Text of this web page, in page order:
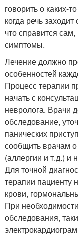
говорить о каких-
когда речь
что справится
симптомы.
Лечение должно
особенностей
Процесс терапии
начать с
невролога. Врачи
обследование,
панических
сообщить врачам
(аллергии и т.д.) и
Для точной
терапии пациенту
крови,
При
обследования,